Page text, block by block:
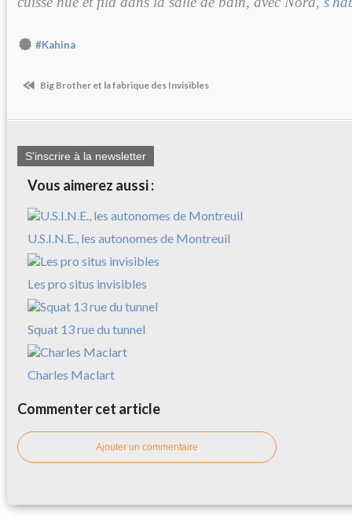
#Kahina
Big Brother et la fabrique des Invisibles
S'inscrire à la newsletter
Vous aimerez aussi :
U.S.I.N.E., les autonomes de Montreuil
Les pro situs invisibles
Squat 13 rue du tunnel
Charles Maclart
Commenter cet article
Ajouter un commentaire